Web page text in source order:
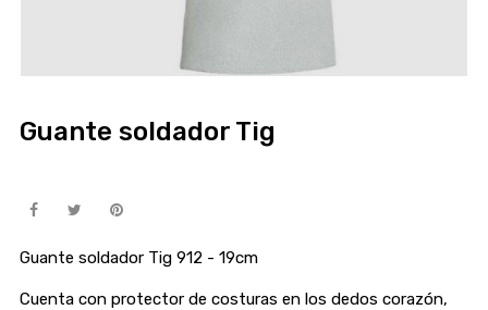
Guante soldador Tig
Guante soldador Tig 912 - 19cm
Cuenta con protector de costuras en los dedos corazón,